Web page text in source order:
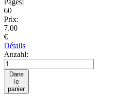
Pages:
60
Prix:
7.00
€
Détails
Anzahl:
Dans
le
panier